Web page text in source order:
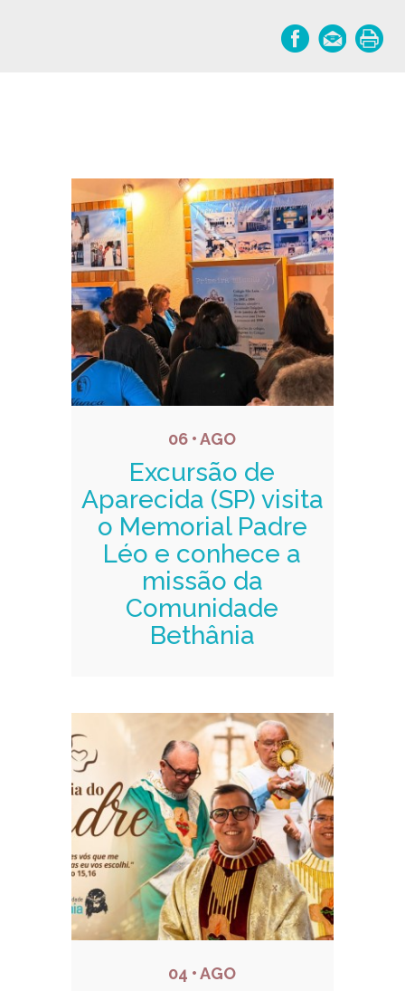
Notícias relacionadas
06 • AGO
Excursão de
Aparecida (SP) visita
o Memorial Padre
Léo e conhece a
missão da
Comunidade
Bethânia
04 • AGO